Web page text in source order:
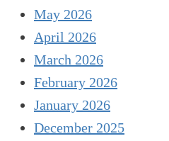
May 2026
April 2026
March 2026
February 2026
January 2026
December 2025